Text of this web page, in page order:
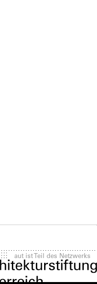
aut ist Teil des Netzwerks